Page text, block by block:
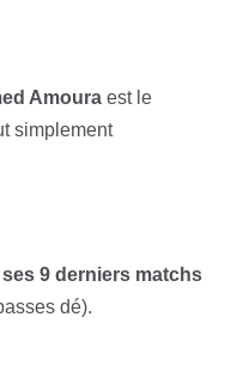
Amoura est le
simplement
9 derniers matchs
dé).